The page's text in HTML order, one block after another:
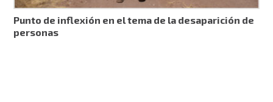
Punto de inflexión en el tema de la desaparición de
personas